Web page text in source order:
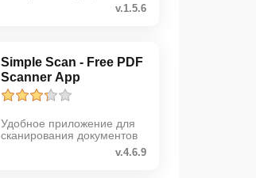
v.1.5.6
Simple Scan - Free PDF
Scanner App
Удобное приложение для
сканирования документов
v.4.6.9